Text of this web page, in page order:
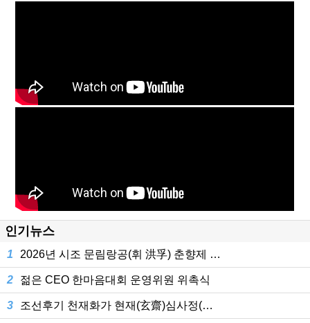
인기뉴스
1 2026년 시조 문림랑공(휘 洪孚) 춘향제 …
2 젊은 CEO 한마음대회 운영위원 위촉식
3 조선후기 천재화가 현재(玄齋)심사정(…